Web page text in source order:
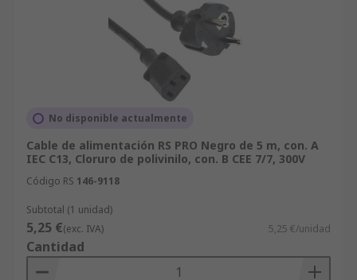
No disponible actualmente
Cable de alimentación RS PRO Negro de 5 m, con. A
IEC C13, Cloruro de polivinilo, con. B CEE 7/7, 300V
Código RS 146-9118
Subtotal (1 unidad)
5,25 €(exc. IVA) 5,25 €/unidad
Cantidad